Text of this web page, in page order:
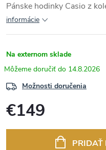
Pánske hodinky Casio z
informácie
Na externom sklade
14.8.2026
Možnosti doručenia
€149
PRIDAŤ